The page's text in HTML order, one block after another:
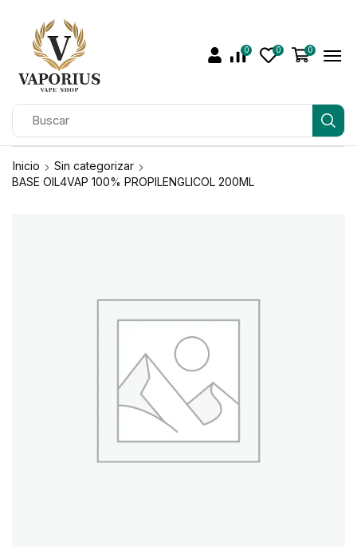
0 0 0
Inicio
Sin categorizar
BASE OIL4VAP 100% PROPILENGLICOL 200ML